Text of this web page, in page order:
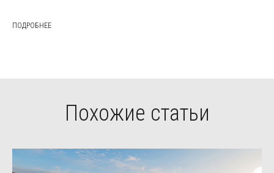
ПОДРОБНЕЕ
Похожие статьи